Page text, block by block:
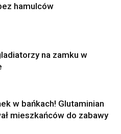
hamulców
na zamku w
w bańkach! Glutaminian
mieszkańców do zabawy